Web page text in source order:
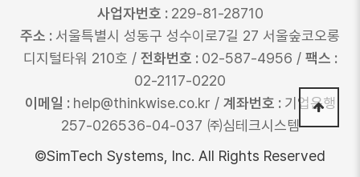
사업자번호 : 229-81-28710
주소 : 서울특별시 성동구 성수이로7길 27 서울숲코오롱
디지털타워 210호 / 전화번호 : 02-587-4956 / 팩스 :
02-2117-0220
이메일 : help@thinkwise.co.kr / 계좌번호 : 기업은행
257-026536-04-037 ㈜심테크시스템
©SimTech Systems, Inc. All Rights Reserved